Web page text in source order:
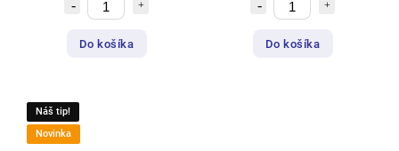
Do košíka Do košíka
Náš tip!
Novinka